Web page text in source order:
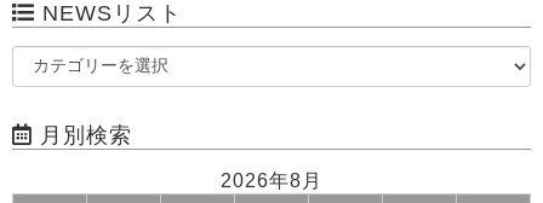
NEWSリスト
月別検索
2026年8月